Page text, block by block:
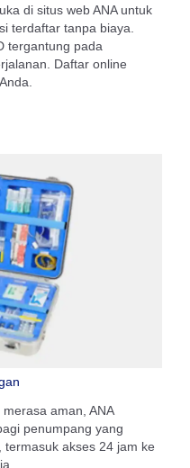
di situs web ANA untuk
terdaftar tanpa biaya.
tergantung pada
Daftar online
aman, ANA
penumpang yang
akses 24 jam ke